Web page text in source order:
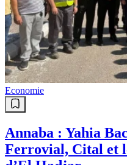
Info
Des partis
portugais
Maroc de la co-
Mondial-2030